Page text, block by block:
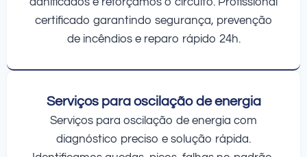
certificado garantindo segurança, prevenção
de incêndios e reparo rápido 24h.
Serviços para oscilação de energia
Serviços para oscilação de energia com
diagnóstico preciso e solução rápida.